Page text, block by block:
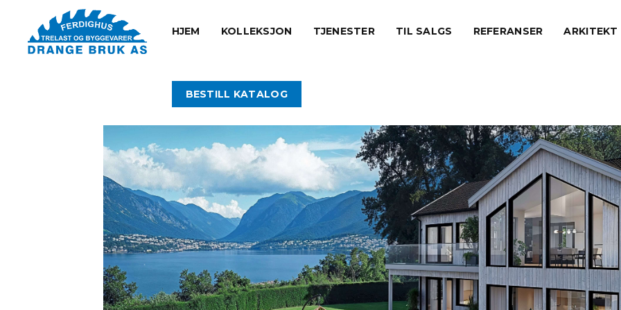
HJEM KOLLEKSJON TJENESTER TIL SALGS REFERANSER ARKITEKT
BESTILL KATALOG